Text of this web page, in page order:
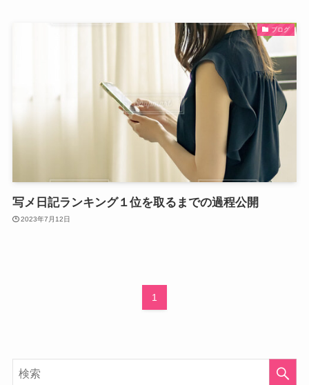
ブログ
写メ日記ランキング１位を取るまでの過程公開
2023年7月12日
1